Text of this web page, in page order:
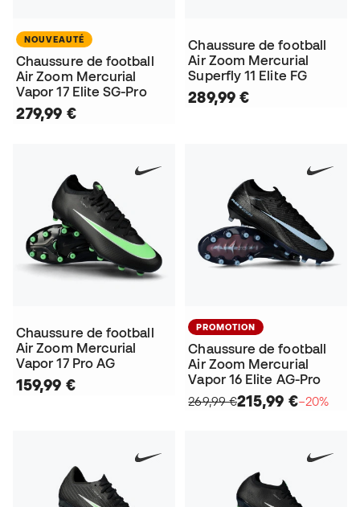
NOUVEAUTÉ
Chaussure de football
Air Zoom Mercurial
Vapor 17 Elite SG-Pro
279,99 €
Chaussure de football
Air Zoom Mercurial
Superfly 11 Elite FG
289,99 €
Chaussure de football
Air Zoom Mercurial
Vapor 17 Pro AG
159,99 €
PROMOTION
Chaussure de football
Air Zoom Mercurial
Vapor 16 Elite AG-Pro
269,99 €215,99 €−20%